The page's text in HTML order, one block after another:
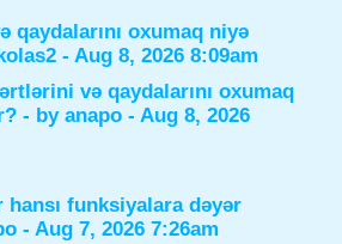
qaydalarını oxumaq niyə
- Aug 8, 2026 8:09am
və qaydalarını oxumaq
- byanapo - Aug 8, 2026
funksiyalara dəyər
- Aug 7, 2026 7:26am